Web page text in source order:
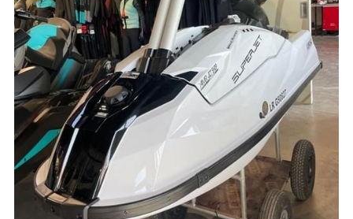
Contact
Rechercher
05 46 45 07 73
amr-jetshop@orange.fr